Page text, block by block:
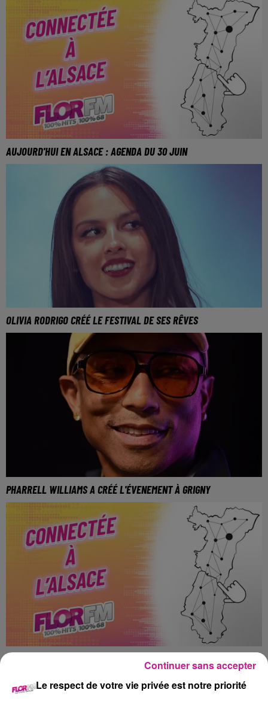
AUJOURD'HUI EN ALSACE : AGENDA DU 30 JUIN
OLIVIA RODRIGO CRÉÉ LE FESTIVAL DE SES RÊVES
PHARRELL WILLIAMS A CRÉÉ L'ÉVENEMENT À GRIGNY
AUJOURD'HUI EN ALSACE : AGENDA DU 29 JUIN
Le respect de votre vie privée est notre priorité
Continuer sans accepter